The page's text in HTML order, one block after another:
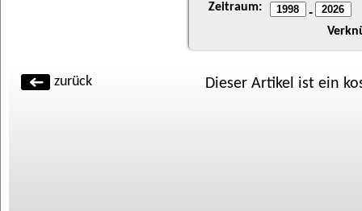
Zeitraum: -
zurück Dieser Artikel ist ein